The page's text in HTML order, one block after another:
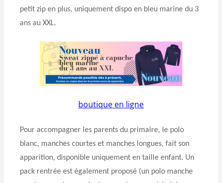
petit zip en plus, uniquement dispo en bleu marine du 3
ans au XXL.
boutique en ligne
Pour accompagner les parents du primaire, le polo
blanc, manches courtes et manches longues, fait son
apparition, disponible uniquement en taille enfant. Un
pack rentrée est également proposé (un polo manche